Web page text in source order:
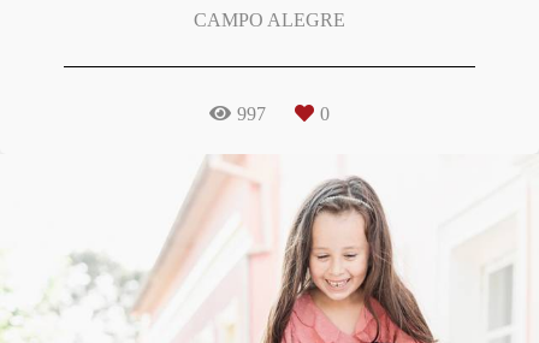
CAMPO ALEGRE
997 0